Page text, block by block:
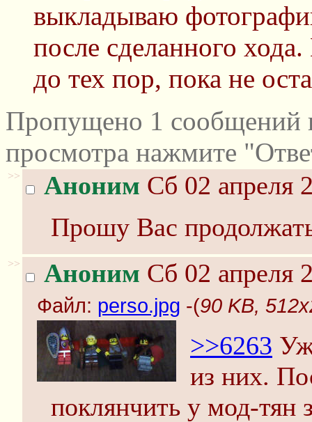
выкладываю
после сделанного
до тех пор, пока не
Пропущено 1 сообщений
просмотра нажмите
>> Аноним Сб 02 апреля
Прошу Вас
>> Аноним Сб 02 апреля
Файл: perso.jpg -(90 KB,
>>6263
из них.
поклянчить у мод-тян